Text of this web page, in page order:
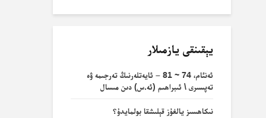
يېقىنقى يازمىلار
ئەنئام، 74 ~ 81 – ئايەتلەرنىڭ تەرجىمە ۋە
تەپسىرى \ ئىبراھىم (ئە.س) دىن مىسال
نىكاھسىز يالغۇز قېلىشقا بولمايدۇ؟